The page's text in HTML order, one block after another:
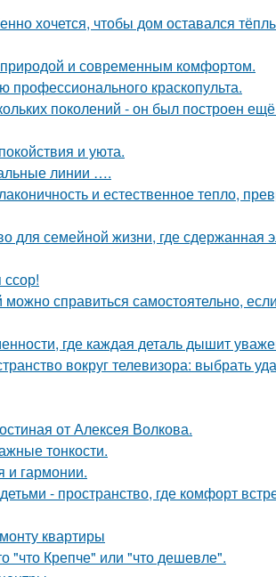
хочется, чтобы дом оставался
и современным комфортом.
краскопульта.
поколений - он был построен
и уюта.
линии ….
и естественное тепло,
для семейной жизни, где сдержанная
справиться самостоятельно,
где каждая деталь дышит
вокруг телевизора: выбрать
от Алексея Волкова.
тонкости.
и гармонии.
- пространство, где комфорт
квартиры
"что Крепче" или "что дешевле".